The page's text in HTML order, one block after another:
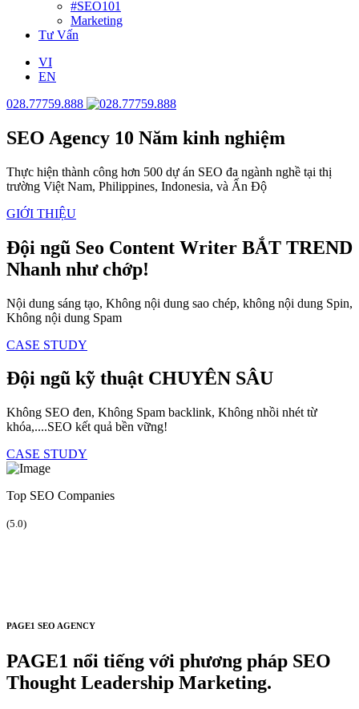
#SEO101
Marketing
Tư Vấn
VI
EN
028.77759.888
SEO Agency 10 Năm kinh nghiệm
Thực hiện thành công hơn 500 dự án SEO đa ngành nghề tại thị
trường Việt Nam, Philippines, Indonesia, và Ấn Độ
GIỚI THIỆU
Đội ngũ Seo Content Writer BẮT TREND
Nhanh như chớp!
Nội dung sáng tạo, Không nội dung sao chép, không nội dung Spin,
Không nội dung Spam
CASE STUDY
Đội ngũ kỹ thuật CHUYÊN SÂU
Không SEO đen, Không Spam backlink, Không nhồi nhét từ
khóa,....SEO kết quả bền vững!
CASE STUDY
Top SEO Companies
(5.0)
PAGE1 SEO AGENCY
PAGE1 nổi tiếng với phương pháp SEO
Thought Leadership Marketing.